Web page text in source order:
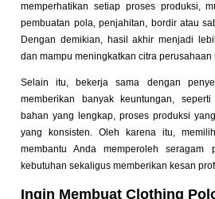
memperhatikan setiap proses produksi,
pembuatan pola, penjahitan, bordir atau
Dengan demikian, hasil akhir menjadi
dan mampu meningkatkan citra
Selain itu, bekerja sama dengan
memberikan banyak keuntungan,
bahan yang lengkap, proses produksi
yang konsisten. Oleh karena itu,
membantu Anda memperoleh
kebutuhan sekaligus memberikan kesan
Ingin Membuat Clothing